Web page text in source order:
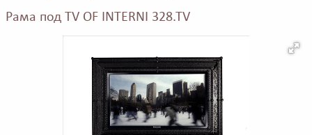
Рама под TV OF INTERNI 328.TV